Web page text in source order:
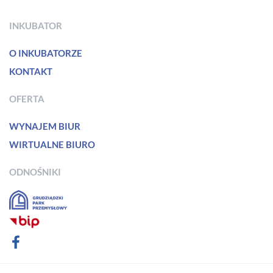
INKUBATOR
O INKUBATORZE
KONTAKT
OFERTA
WYNAJEM BIUR
WIRTUALNE BIURO
ODNOŚNIKI